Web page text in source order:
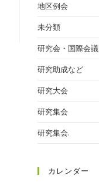
地区例会
未分類
研究会・国際会
研究助成など
研究大会
研究集会
研究集会.
カレンダー